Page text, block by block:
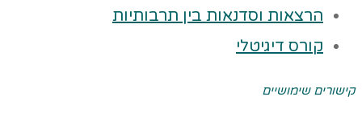
הרצאות וסדנאות בין תרבותיות
קורס דיגיטלי
קישורים שימושיים